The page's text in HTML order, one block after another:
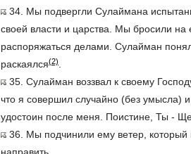
34. Мы подвергли Сулаймана
своей власти и царства. Мы бросили на
распоряжаться делами. Сулайман
раскаялся(2)
35. Сулайман воззвал к своему
что я совершил случайно (без умысла)
удостоин после меня. Поистине, Ты -
36. Мы подчинили ему ветер, который